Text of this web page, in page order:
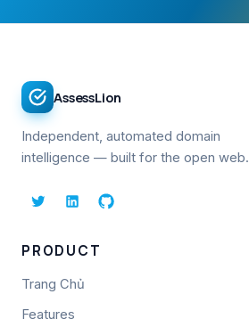
AssessLion
Independent, automated domain
intelligence — built for the open web.
PRODUCT
Trang Chủ
Features